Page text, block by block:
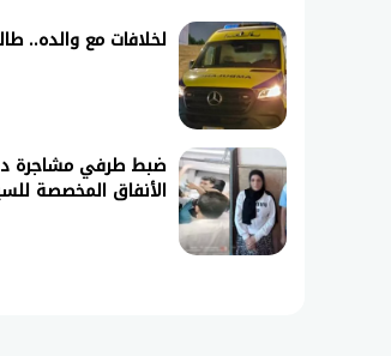
لخلافات مع والده..
ضبط طرفي مشاجرة
الأنفاق المخصصة